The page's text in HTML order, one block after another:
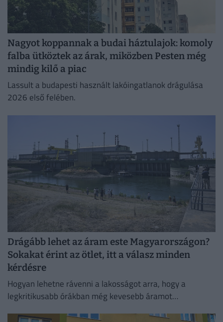
Nagyot koppannak a budai háztulajok: komoly
falba ütköztek az árak, miközben Pesten még
mindig kilő a piac
Lassult a budapesti használt lakóingatlanok drágulása
2026 első felében.
Drágább lehet az áram este Magyarországon?
Sokakat érint az ötlet, itt a válasz minden
kérdésre
Hogyan lehetne rávenni a lakosságot arra, hogy a
legkritikusabb órákban még kevesebb áramot